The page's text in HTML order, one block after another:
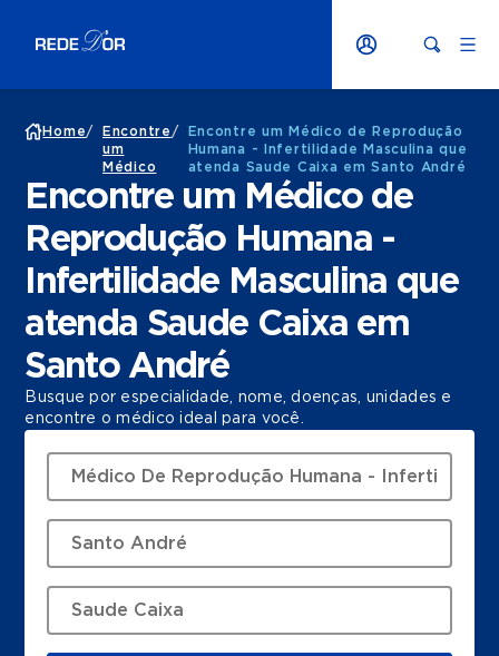
Home/
Encontre
um
Médico
/
Encontre um Médico de Reprodução
Humana - Infertilidade Masculina que
atenda Saude Caixa em Santo André
Encontre um Médico de
Reprodução Humana -
Infertilidade Masculina que
atenda Saude Caixa em
Santo André
Busque por especialidade, nome, doenças, unidades e
encontre o médico ideal para você.